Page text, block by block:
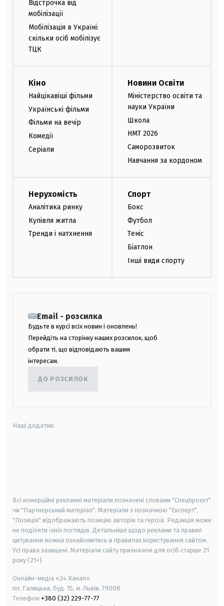
Відстрочка від
мобілізації
Мобілізація в Україні:
скільки осіб мобілізує
ТЦК
Кіно
Найцікавіші фільми
Українські фільми
Фільми на вечір
Комедії
Серіали
Новини Освіти
Міністерство освіти та
науки України
Школа
НМТ 2026
Саморозвиток
Навчання за кордоном
Нерухомість
Аналітика ринку
Купівля житла
Тренди і натхнення
Спорт
Бокс
Футбол
Теніс
Біатлон
Інші види спорту
Email - розсилка
Будьте в курсі всіх новин і оновлень!
Перейдіть на сторінку наших розсилок, щоб
обрати ті, що відповідають вашим
інтересам.
ДО РОЗСИЛОК
Наші додатки:
Всі комерційні рекламні матеріали позначені словами "Спецпроєкт"
чи "Партнерський матеріал". Матеріали з позначкою "Експерт",
"Позиція" відображають позицію авторів та героїв. Редакція може
не поділяти їхніх поглядів. Детальніше щодо реклами та правил
цитування можна ознайомитись в правилах користування сайтом.
Усі права захищені. Матеріали сайту призначені для осіб старше 21
року (21+)
Онлайн-медіа «24 Канал»
пл. Галицька, буд. 15, м. Львів, 79008
Телефон +380 (32) 229-77-77